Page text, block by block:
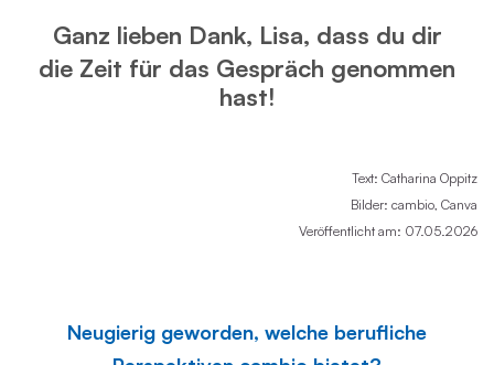
Ganz lieben Dank, Lisa, dass du dir
die Zeit für das Gespräch genommen
hast!
Text: Catharina Oppitz
Bilder: cambio, Canva
Veröffentlicht am: 07.05.2026
Neugierig geworden, welche berufliche